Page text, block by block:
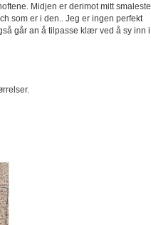
Midjen er derimot mitt smaleste
som er i den.. Jeg er ingen perfekt
går an å tilpasse klær ved å sy inn i